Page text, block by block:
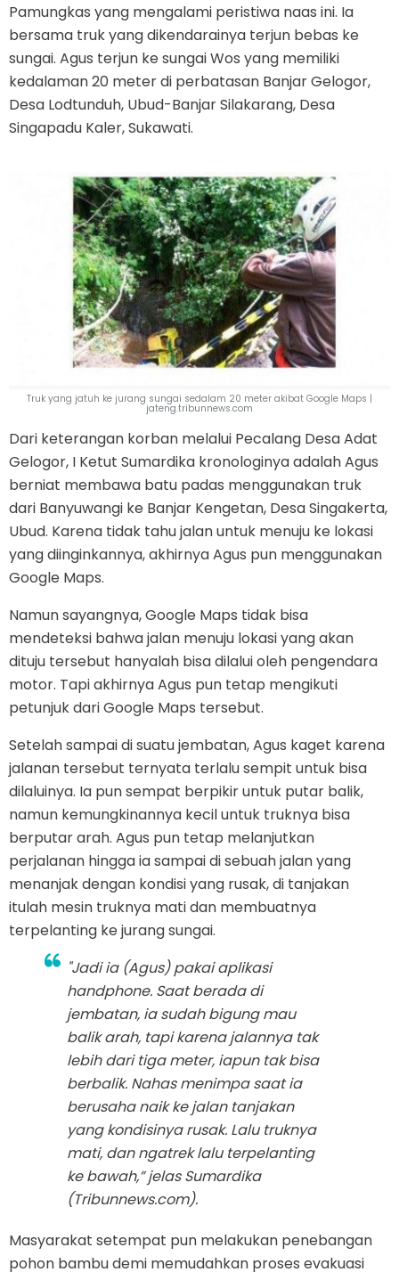
Pamungkas yang mengalami peristiwa naas ini. Ia
bersama truk yang dikendarainya terjun bebas ke
sungai. Agus terjun ke sungai Wos yang memiliki
kedalaman 20 meter di perbatasan Banjar Gelogor,
Desa Lodtunduh, Ubud-Banjar Silakarang, Desa
Singapadu Kaler, Sukawati.
Truk yang jatuh ke jurang sungai sedalam 20 meter akibat Google Maps |
jateng.tribunnews.com
Dari keterangan korban melalui Pecalang Desa Adat
Gelogor, I Ketut Sumardika kronologinya adalah Agus
berniat membawa batu padas menggunakan truk
dari Banyuwangi ke Banjar Kengetan, Desa Singakerta,
Ubud. Karena tidak tahu jalan untuk menuju ke lokasi
yang diinginkannya, akhirnya Agus pun menggunakan
Google Maps.
Namun sayangnya, Google Maps tidak bisa
mendeteksi bahwa jalan menuju lokasi yang akan
dituju tersebut hanyalah bisa dilalui oleh pengendara
motor. Tapi akhirnya Agus pun tetap mengikuti
petunjuk dari Google Maps tersebut.
Setelah sampai di suatu jembatan, Agus kaget karena
jalanan tersebut ternyata terlalu sempit untuk bisa
dilaluinya. Ia pun sempat berpikir untuk putar balik,
namun kemungkinannya kecil untuk truknya bisa
berputar arah. Agus pun tetap melanjutkan
perjalanan hingga ia sampai di sebuah jalan yang
menanjak dengan kondisi yang rusak, di tanjakan
itulah mesin truknya mati dan membuatnya
terpelanting ke jurang sungai.
"Jadi ia (Agus) pakai aplikasi
handphone. Saat berada di
jembatan, ia sudah bigung mau
balik arah, tapi karena jalannya tak
lebih dari tiga meter, iapun tak bisa
berbalik. Nahas menimpa saat ia
berusaha naik ke jalan tanjakan
yang kondisinya rusak. Lalu truknya
mati, dan ngatrek lalu terpelanting
ke bawah,” jelas Sumardika
(Tribunnews.com).
Masyarakat setempat pun melakukan penebangan
pohon bambu demi memudahkan proses evakuasi